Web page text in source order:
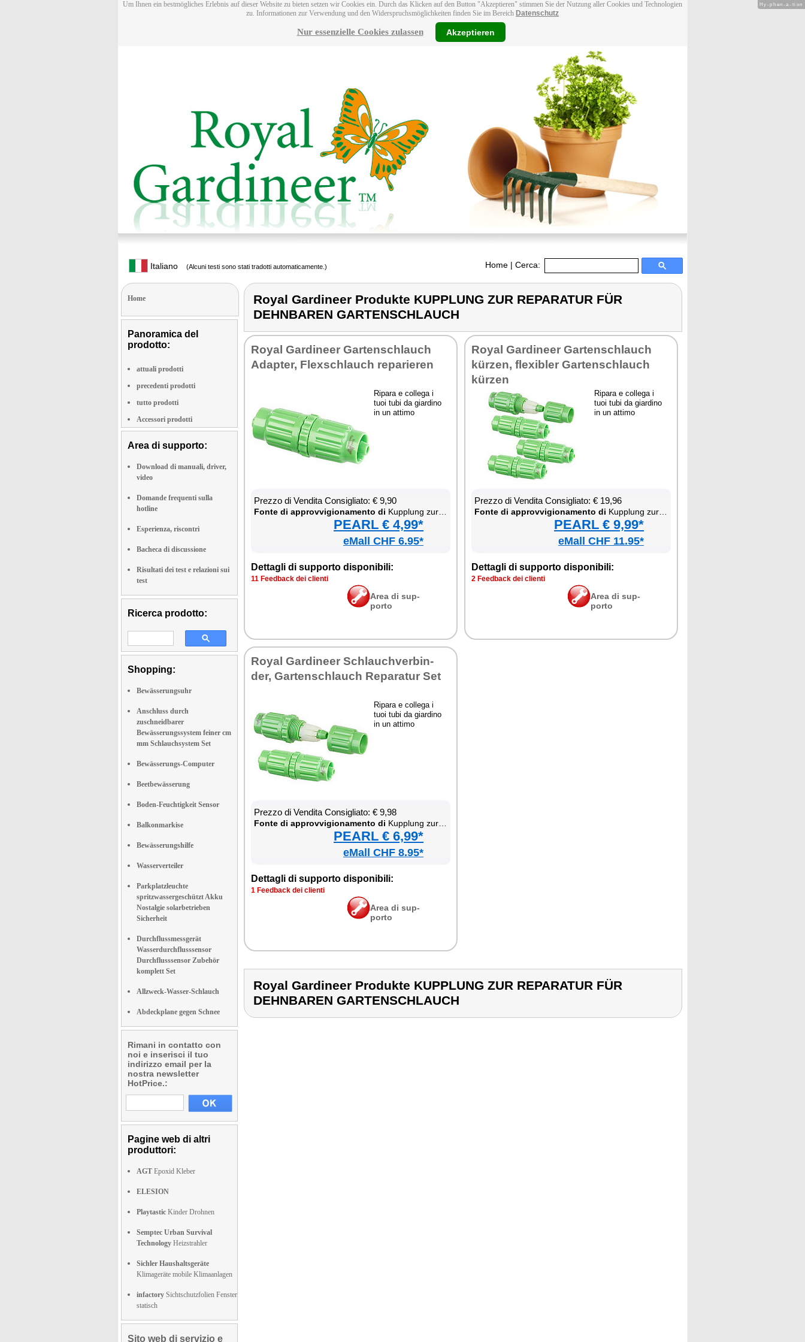
Um Ihnen ein bestmögliches Erlebnis auf dieser Website zu bieten setzen wir Cookies ein. Durch das Klicken auf den Button "Akzeptieren" stimmen Sie der Nutzung aller Cookies und Technologien
zu. Informationen zur Verwendung und den Widerspruchsmöglichkeiten finden Sie im Bereich Datenschutz
Nur essenzielle Cookies zulassen Akzeptieren
Italiano (Alcuni testi sono stati tradotti automaticamente.) Home | Cerca:
Home
Panoramica del
prodotto:
attuali prodotti
precedenti prodotti
tutto prodotti
Accessori prodotti
Area di supporto:
Download di manuali, driver,
video
Domande frequenti sulla
hotline
Esperienza, riscontri
Bacheca di discussione
Risultati dei test e relazioni sui
test
Ricerca prodotto:
Shopping:
Bewässerungsuhr
Anschluss durch
zuschneidbarer
Bewässerungssystem feiner cm
mm Schlauchsystem Set
Bewässerungs-Computer
Beetbewässerung
Boden-Feuchtigkeit Sensor
Balkonmarkise
Bewässerungshilfe
Wasserverteiler
Parkplatzleuchte
spritzwassergeschützt Akku
Nostalgie solarbetrieben
Sicherheit
Durchflussmessgerät
Wasserdurchflusssensor
Durchflusssensor Zubehör
komplett Set
Allzweck-Wasser-Schlauch
Abdeckplane gegen Schnee
Rimani in contatto con
noi e inserisci il tuo
indirizzo email per la
nostra newsletter
HotPrice.:
Pagine web di altri
produttori:
AGT Epoxid Kleber
ELESION
Playtastic Kinder Drohnen
Semptec Urban Survival
Technology Heizstrahler
Sichler Haushaltsgeräte
Klimageräte mobile Klimaanlagen
infactory Sichtschutzfolien Fenster
statisch
Sito web di servizio e
Royal Gardineer Produkte KUPPLUNG ZUR REPARATUR FÜR
DEHNBAREN GARTENSCHLAUCH
Royal Gar­di­neer Gar­ten­schlau­ch
Adap­ter, Fle­x­schlau­ch re­pa­rie­ren
Ri­pa­ra e col­le­ga i
tuoi tu­bi da giar­di­no
in un at­ti­mo
Prez­zo di Ven­di­ta Con­si­glia­to: € 9,90
Fon­te di ap­prov­vi­gio­na­men­to di Kup­plung zur Re­pa­ra­tur für dehn­ba­ren Gar­ten­schlau­ch
PEARL € 4,99*
eMall CHF 6.95*
Det­ta­gli di sup­por­to di­spo­ni­bi­li:
11 Feed­back dei clien­ti
Area di sup­
por­to
Royal Gar­di­neer Gar­ten­schlau­ch
kürzen, fle­xi­bler Gar­ten­schlau­ch
kürzen
Ri­pa­ra e col­le­ga i
tuoi tu­bi da giar­di­no
in un at­ti­mo
Prez­zo di Ven­di­ta Con­si­glia­to: € 19,96
Fon­te di ap­prov­vi­gio­na­men­to di Kup­plung zur Re­pa­ra­tur für dehn­ba­ren Gar­ten­schlau­ch
PEARL € 9,99*
eMall CHF 11.95*
Det­ta­gli di sup­por­to di­spo­ni­bi­li:
2 Feed­back dei clien­ti
Area di sup­
por­to
Royal Gar­di­neer Schlau­ch­ver­bin­
der, Gar­ten­schlau­ch Re­pa­ra­tur Set
Ri­pa­ra e col­le­ga i
tuoi tu­bi da giar­di­no
in un at­ti­mo
Prez­zo di Ven­di­ta Con­si­glia­to: € 9,98
Fon­te di ap­prov­vi­gio­na­men­to di Kup­plung zur Re­pa­ra­tur für dehn­ba­ren Gar­ten­schlau­ch
PEARL € 6,99*
eMall CHF 8.95*
Det­ta­gli di sup­por­to di­spo­ni­bi­li:
1 Feed­back dei clien­ti
Area di sup­
por­to
Royal Gardineer Produkte KUPPLUNG ZUR REPARATUR FÜR
DEHNBAREN GARTENSCHLAUCH
Hy-phen-a-tion